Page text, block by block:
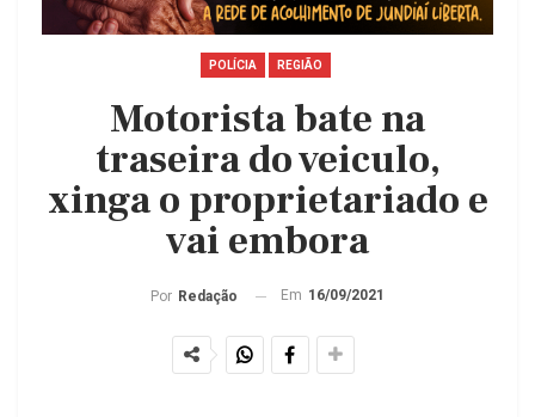
POLÍCIA REGIÃO
Motorista bate na
traseira do veiculo,
xinga o proprietariado e
vai embora
Por Redação Em 16/09/2021